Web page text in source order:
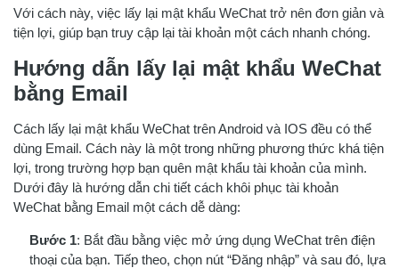
Với cách này, việc lấy lại mật khẩu WeChat trở nên đơn giản và
tiện lợi, giúp bạn truy cập lại tài khoản một cách nhanh chóng.
Hướng dẫn lấy lại mật khẩu WeChat
bằng Email
Cách lấy lại mật khẩu WeChat trên Android và IOS đều có thể
dùng Email. Cách này là một trong những phương thức khá tiện
lợi, trong trường hợp bạn quên mật khẩu tài khoản của mình.
Dưới đây là hướng dẫn chi tiết cách khôi phục tài khoản
WeChat bằng Email một cách dễ dàng:
Bước 1: Bắt đầu bằng việc mở ứng dụng WeChat trên điện
thoại của bạn. Tiếp theo, chọn nút “Đăng nhập” và sau đó, lựa